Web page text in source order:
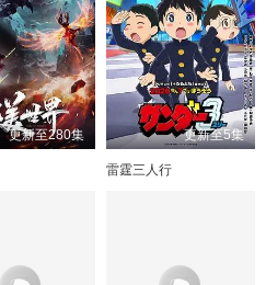
更新至280集 更新至5集
雷霆三人行